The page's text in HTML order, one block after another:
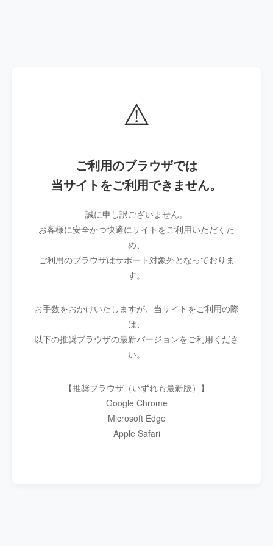
⚠️
ご利用のブラウザでは
当サイトをご利用できません。
誠に申し訳ございません。
お客様に安全かつ快適にサイトをご利用いただくた
め、
ご利用のブラウザはサポート対象外となっておりま
す。
お手数をおかけいたしますが、当サイトをご利用の際
は、
以下の推奨ブラウザの最新バージョンをご利用くださ
い。
【推奨ブラウザ（いずれも最新版）】
Google Chrome
Microsoft Edge
Apple Safari